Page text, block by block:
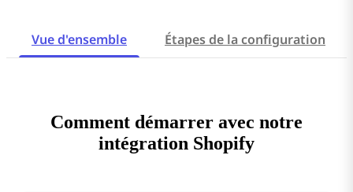
Vue d'ensemble Étapes de la configuration
Comment démarrer avec notre
intégration Shopify